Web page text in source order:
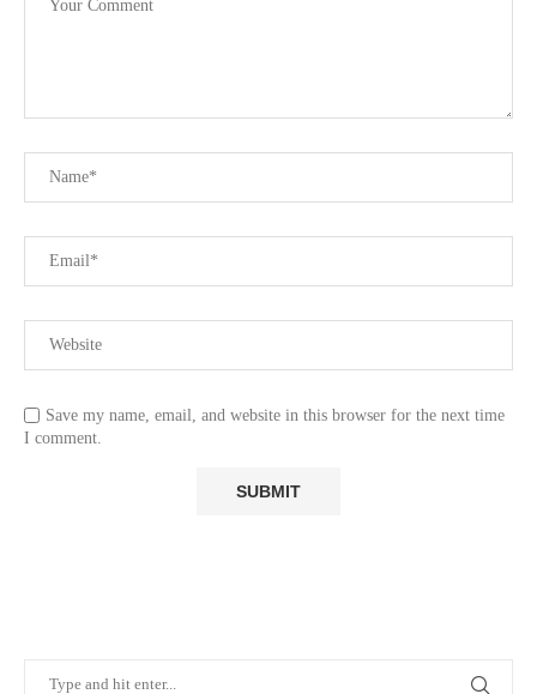
Save my name, email, and website in this browser for the next time
I comment.